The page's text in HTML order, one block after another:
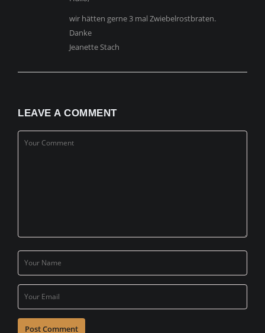
wir hätten gerne 3 mal Zwiebelrostbraten.
Danke
Jeanette Stach
LEAVE A COMMENT